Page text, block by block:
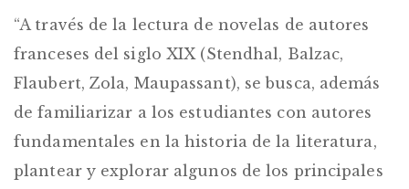
“A través de la lectura de novelas de autores
franceses del siglo XIX (Stendhal, Balzac,
Flaubert, Zola, Maupassant), se busca, además
de familiarizar a los estudiantes con autores
fundamentales en la historia de la literatura,
plantear y explorar algunos de los principales